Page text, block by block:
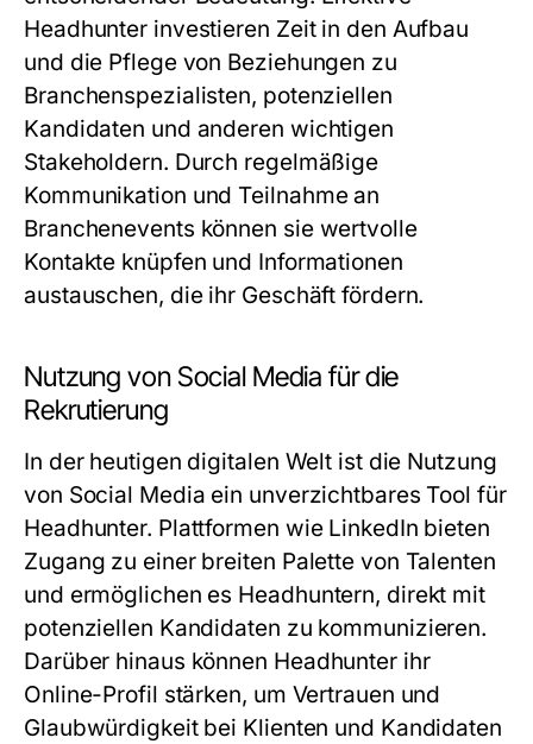
Headhunter investieren Zeit in den Aufbau
und die Pflege von Beziehungen zu
Branchenspezialisten, potenziellen
Kandidaten und anderen wichtigen
Stakeholdern. Durch regelmäßige
Kommunikation und Teilnahme an
Branchenevents können sie wertvolle
Kontakte knüpfen und Informationen
austauschen, die ihr Geschäft fördern.
Nutzung von Social Media für die
Rekrutierung
In der heutigen digitalen Welt ist die Nutzung
von Social Media ein unverzichtbares Tool für
Headhunter. Plattformen wie LinkedIn bieten
Zugang zu einer breiten Palette von Talenten
und ermöglichen es Headhuntern, direkt mit
potenziellen Kandidaten zu kommunizieren.
Darüber hinaus können Headhunter ihr
Online-Profil stärken, um Vertrauen und
Glaubwürdigkeit bei Klienten und Kandidaten